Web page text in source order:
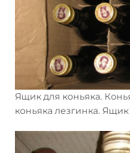
Ящик для коньяка.
коньяка лезгинка.